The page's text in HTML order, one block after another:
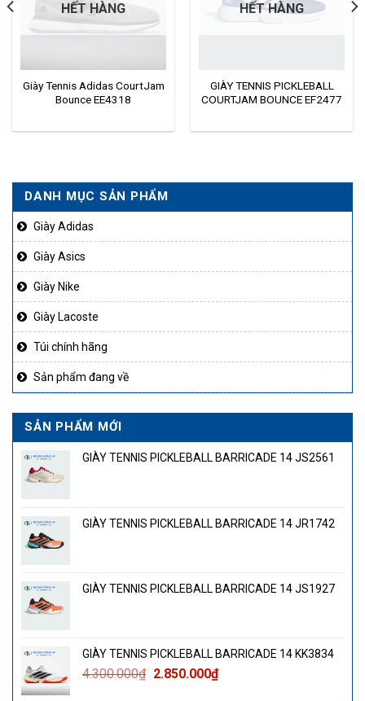
DANH MỤC SẢN PHẨM
Giày Adidas
Giày Asics
Giày Nike
Giày Lacoste
Túi chính hãng
Sản phẩm đang về
SẢN PHẨM MỚI
GIÀY TENNIS PICKLEBALL BARRICADE 14 JS2561
GIÀY TENNIS PICKLEBALL BARRICADE 14 JR1742
GIÀY TENNIS PICKLEBALL BARRICADE 14 JS1927
GIÀY TENNIS PICKLEBALL BARRICADE 14 KK3834
4.300.000₫ Giá
2.850.000₫Giá
HẾT HÀNG
Giày Tennis Adidas CourtJam
Bounce EE4318
HẾT HÀNG
GIÀY TENNIS PICKLEBALL
COURTJAM BOUNCE EF2477